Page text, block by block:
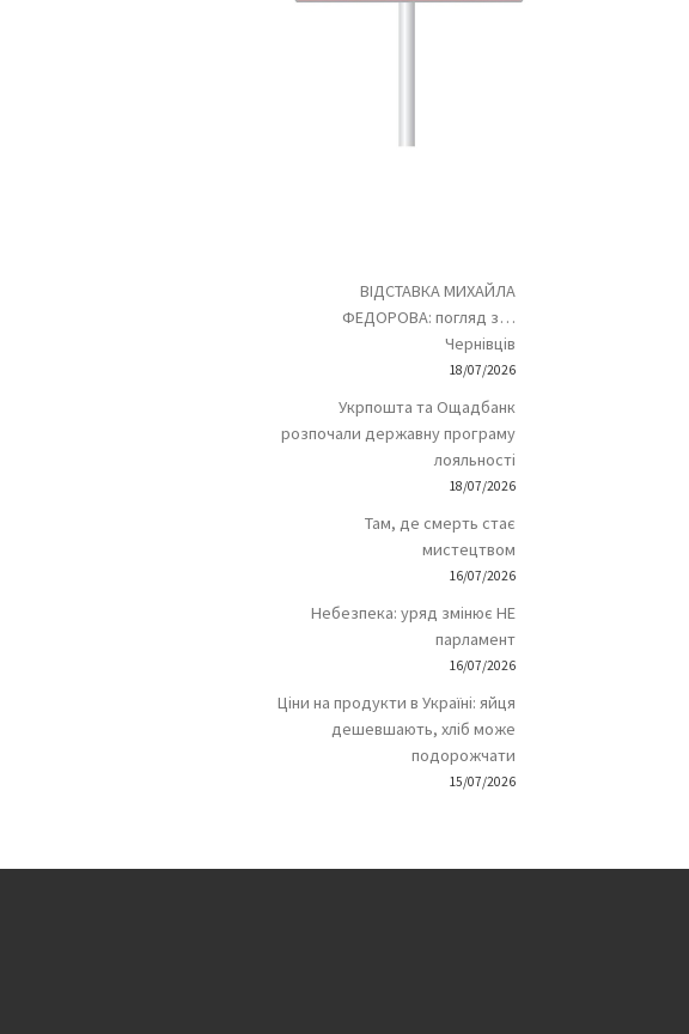
ВІДСТАВКА МИХАЙЛА
ФЕДОРОВА: погляд з…
Чернівців
18/07/2026
Укрпошта та Ощадбанк
розпочали державну програму
лояльності
18/07/2026
Там, де смерть стає
мистецтвом
16/07/2026
Небезпека: уряд змінює НЕ
парламент
16/07/2026
Ціни на продукти в Україні: яйця
дешевшають, хліб може
подорожчати
15/07/2026